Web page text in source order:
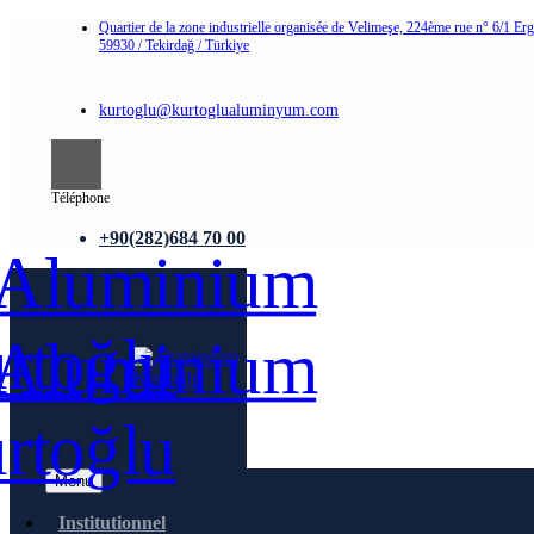
Quartier de la zone industrielle organisée de Velimeşe, 224ème rue n° 6/1
59930 / Tekirdağ / Türkiye
kurtoglu@kurtoglualuminyum.com
Téléphone
+90(282)684 70 00
Menu
Institutionnel